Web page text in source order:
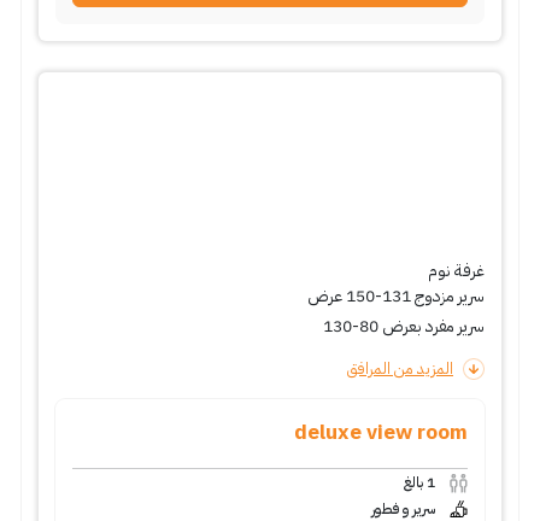
غرفة نوم
سرير مزدوج 131-150 عرض
سرير مفرد بعرض 80-130
المزيد من المرافق
deluxe view room
1 بالغ
سرير و فطور